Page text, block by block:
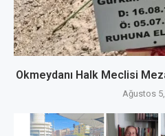
Okmeydanı Halk Meclisi
Ağustos